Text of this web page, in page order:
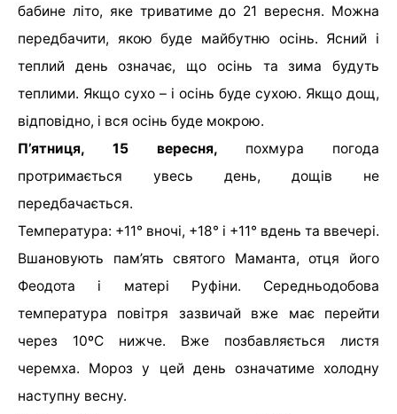
бабине літо, яке триватиме до 21 вересня. Можна
передбачити, якою буде майбутню осінь. Ясний і
теплий день означає, що осінь та зима будуть
теплими. Якщо сухо – і осінь буде сухою. Якщо дощ,
відповідно, і вся осінь буде мокрою.
П’ятниця, 15 вересня, похмура погода
протримається увесь день, дощів не
передбачається.
Температура: +11° вночі, +18° і +11° вдень та ввечері.
Вшановують пам’ять святого Маманта, отця його
Феодота і матері Руфіни. Середньодобова
температура повітря зазвичай вже має перейти
через 10ºС нижче. Вже позбавляється листя
черемха. Мороз у цей день означатиме холодну
наступну весну.